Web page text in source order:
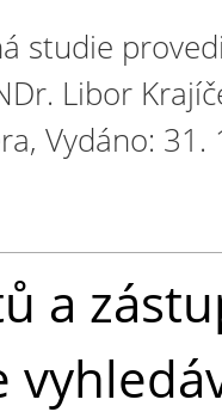
studie
Libor
Vydáno: 31.
a